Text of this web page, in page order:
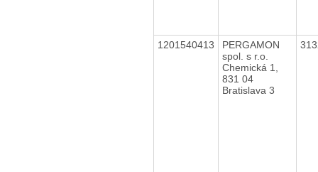
1201540413
PERGAMON
spol. s r.o.
Chemická 1,
831 04
Bratislava 3